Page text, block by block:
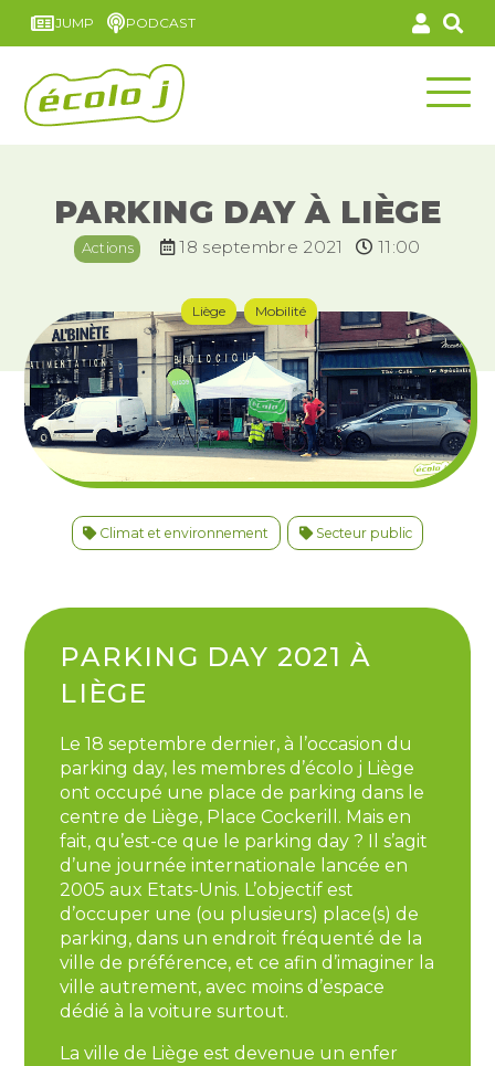
JUMP PODCAST
PARKING DAY À LIÈGE
Actions 18 septembre 2021 11:00
Liège Mobilité
Climat et environnement Secteur public
PARKING DAY 2021 À
LIÈGE
Le 18 septembre dernier, à l’occasion du
parking day, les membres d’écolo j Liège
ont occupé une place de parking dans le
centre de Liège, Place Cockerill. Mais en
fait, qu’est-ce que le parking day ? Il s’agit
d’une journée internationale lancée en
2005 aux Etats-Unis. L’objectif est
d’occuper une (ou plusieurs) place(s) de
parking, dans un endroit fréquenté de la
ville de préférence, et ce afin d’imaginer la
ville autrement, avec moins d’espace
dédié à la voiture surtout.
La ville de Liège est devenue un enfer